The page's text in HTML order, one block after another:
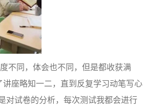
不同，体会也不同，但是都收获满
座略知一二，直到反复学习动笔写心
对试卷的分析，每次测试我都会进行